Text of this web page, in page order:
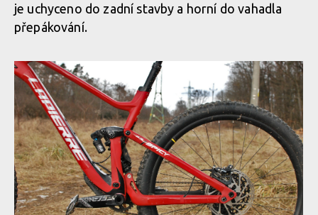
je uchyceno do zadní stavby a horní do vahadla
přepákování.